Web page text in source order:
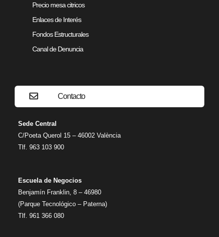
Precio mesa citricos
Enlaces de Interés
Fondos Estructurales
Canal de Denuncia
Contacto
Sede Central
C/Poeta Querol 15 – 46002 València
Tlf. 963 103 900
Escuela de Negocios
Benjamín Franklin, 8 – 46980
(Parque Tecnológico – Paterna)
Tlf. 961 366 080